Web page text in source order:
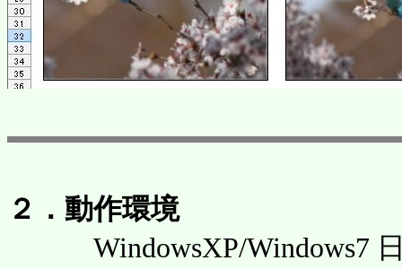
２．動作環境
WindowsXP/Windows7